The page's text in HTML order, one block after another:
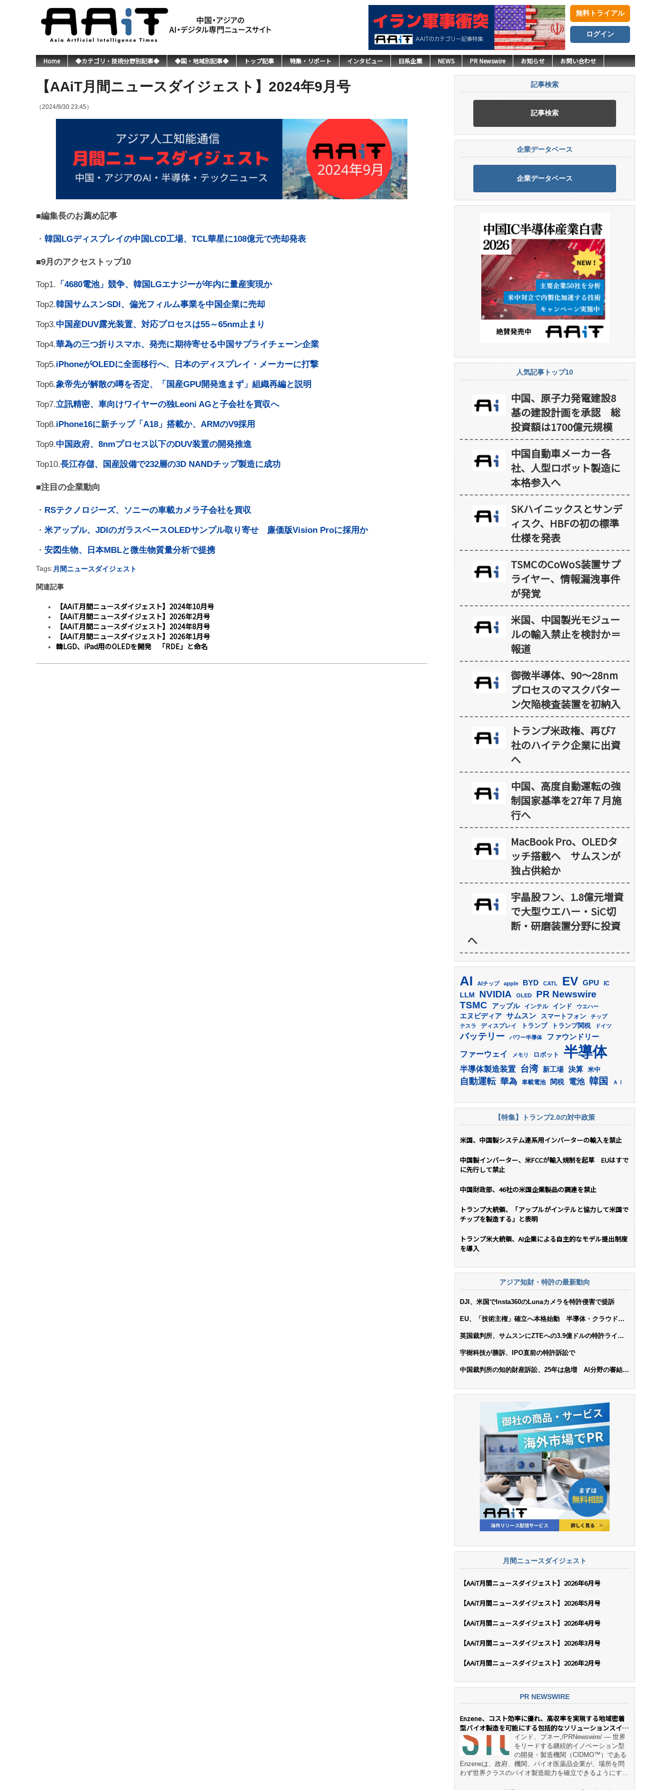
無料トライアル
ログイン
Home ◆カテゴリ・技術分野別記事◆ ◆国・地域別記事◆ トップ記事 特集・リポート インタビュー 日系企業 NEWS PR Newswire お知らせ お問い合わせ
【AAiT月間ニュースダイジェスト】2024年9月号
（2024/9/30 23:45）
■編集長のお薦め記事
・ 韓国LGディスプレイの中国LCD工場、TCL華星に108億元で売却発表
■9月のアクセストップ10
Top1. 「4680電池」競争、韓国LGエナジーが年内に量産実現か
Top2.韓国サムスンSDI、偏光フィルム事業を中国企業に売却
Top3.中国産DUV露光装置、対応プロセスは55～65nm止まり
Top4.華為の三つ折りスマホ、発売に期待寄せる中国サプライチェーン企業
Top5.iPhoneがOLEDに全面移行へ、日本のディスプレイ・メーカーに打撃
Top6.象帝先が解散の噂を否定、「国産GPU開発進まず」組織再編と説明
Top7.立訊精密、車向けワイヤーの独Leoni AGと子会社を買収へ
Top8.iPhone16に新チップ「A18」搭載か、ARMのV9採用
Top9.中国政府、8nmプロセス以下のDUV装置の開発推進
Top10.長江存儲、国産設備で232層の3D NANDチップ製造に成功
■注目の企業動向
・ RSテクノロジーズ、ソニーの車載カメラ子会社を買収
・ 米アップル、JDIのガラスベースOLEDサンプル取り寄せ 廉価版Vision Proに採用か
・ 安図生物、日本MBLと微生物質量分析で提携
Tags: 月間ニュースダイジェスト
関連記事
【AAiT月間ニュースダイジェスト】2024年10月号
【AAiT月間ニュースダイジェスト】2026年2月号
【AAiT月間ニュースダイジェスト】2024年8月号
【AAiT月間ニュースダイジェスト】2026年1月号
韓LGD、iPad用のOLEDを開発 「RDE」と命名
記事検索
記事検索
企業データベース
企業データベース
人気記事トップ10
中国、原子力発電建設8
基の建設計画を承認 総
投資額は1700億元規模
中国自動車メーカー各
社、人型ロボット製造に
本格参入へ
SKハイニックスとサンデ
ィスク、HBFの初の標準
仕様を発表
TSMCのCoWoS装置サプ
ライヤー、情報漏洩事件
が発覚
米国、中国製光モジュー
ルの輸入禁止を検討か＝
報道
御微半導体、90～28nm
プロセスのマスクパター
ン欠陥検査装置を初納入
トランプ米政権、再び7
社のハイテク企業に出資
へ
中国、高度自動運転の強
制国家基準を27年７月施
行へ
MacBook Pro、OLEDタ
ッチ搭載へ サムスンが
独占供給か
宇晶股フン、1.8億元増資
で大型ウエハー・SiC切
断・研磨装置分野に投資
へ
AI AIチップ apple BYD CATL EV GPU IC
LLM NVIDIA OLED PR Newswire
TSMC アップル インテル インド ウエハー
エヌビディア サムスン スマートフォン
チップ
テスラ
ディスプレイ トランプ トランプ関税 ドイツ
バッテリー パワー半導体 ファウンドリー
ファーウェイ メモリ ロボット 半導体
半導体製造装置 台湾 新工場 決算 米中
自動運転 華為 車載電池 関税 電池 韓国 ＡＩ
【特集】トランプ2.0の対中政策
米国、中国製システム連系用インバーターの輸入を禁止
中国製インバーター、米FCCが輸入規制を起草 EUはすで
に先行して禁止
中国財政部、46社の米国企業製品の調達を禁止
トランプ大統領、「アップルがインテルと協力して米国で
チップを製造する」と表明
トランプ米大統領、AI企業による自主的なモデル提出制度
を導入
アジア知財・特許の最新動向
DJI、米国でInsta360のLunaカメラを特許侵害で提訴
EU、「技術主権」確立へ本格始動 半導体・クラウド・
英国裁判所、サムスンにZTEへの3.9億ドルの特許ライセ
宇樹科技が勝訴、IPO直前の特許訴訟で
中国裁判所の知的財産訴訟、25年は急増 AI分野の審結件
月間ニュースダイジェスト
【AAiT月間ニュースダイジェスト】2026年6月号
【AAiT月間ニュースダイジェスト】2026年5月号
【AAiT月間ニュースダイジェスト】2026年4月号
【AAiT月間ニュースダイジェスト】2026年3月号
【AAiT月間ニュースダイジェスト】2026年2月号
PR NEWSWIRE
Enzene、コスト効率に優れ、高収率を実現する地域密着
型バイオ製造を可能にする包括的なソリューションスイー
ト「NeX™」 をリリースインド、プネー,/PRNewswire/ — 世界
をリードする継続的イノベーション型
の開発・製造機関（CIDMO™）である
Enzeneは、政府、機関、バイオ医薬品企業が、場所を問
わず世界クラスのバイオ製造能力を確立できるようにす